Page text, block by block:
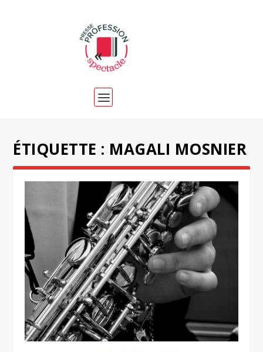
ÉTIQUETTE : MAGALI MOSNIER